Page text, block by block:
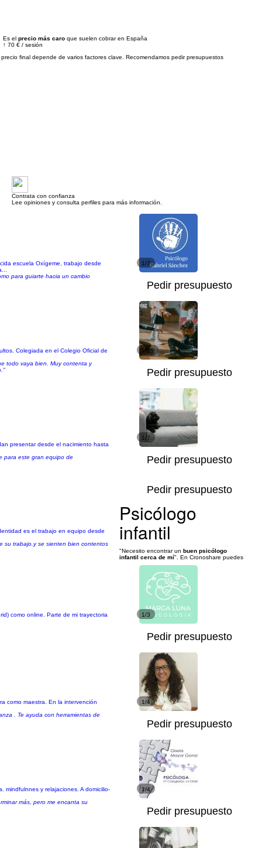
Es el precio más caro que suelen cobrar en España
↑ 70 € / sesión
precio final depende de varios factores clave. Recomendamos pedir presupuestos
Contrata con confianza
Lee opiniones y consulta perfiles para más información.
escuela Oxígeme, trabajo desde
para guiarte hacia un cambio
1/7
Pedir presupuesto
Colegiada en el Colegio Oficial de
todo vaya bien. Muy contenta y
1/25
Pedir presupuesto
presentar desde el nacimiento hasta
para este gran equipo de
1/7
Pedir presupuesto
es el trabajo en equipo desde
su trabajo.y se sienten bien contentos
Pedir presupuesto
como online. Parte de mi trayectoria 1/3
Pedir presupuesto
como maestra. En la intervención
. Te ayuda con herramientas de
1/4
Pedir presupuesto
mindfulnnes y relajaciones. A domicilio-
más, pero me encanta su
1/4
Pedir presupuesto
Psicólogo
infantil
"Necesito encontrar un buen psicólogo
infantil cerca de mí". En Cronoshare puedes